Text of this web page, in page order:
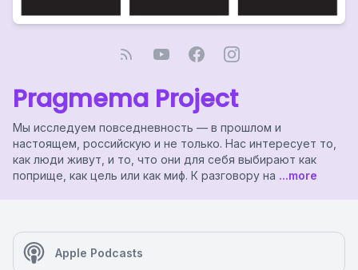
Pragmema Project
Мы исследуем повседневность — в прошлом и
настоящем, российскую и не только. Нас интересует то,
как люди живут, и то, что они для себя выбирают как
поприще, как цель или как миф. К разговору на ...more
Apple Podcasts